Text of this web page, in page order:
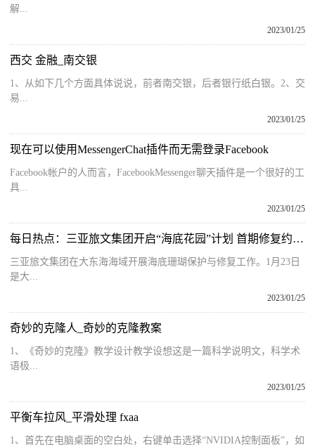
解...
2023/01/25
西交 金融_南交银
1、从如下几个方面具体说说，前者南交银，后者银行纸白银。2、交
易...
2023/01/25
现在可以使用MessengerChat插件而无需登录Facebook
Facebook帐户的人而言，FacebookMessenger聊天插件是一个很好的工
具...
2023/01/25
每日热点：三亚旅文集团开启“海底花园”计划 首期修复约700平米珊瑚礁示范区域
三亚旅文集团在大东海海域开展海底珊瑚保护与修复工作。1月23日
是大...
2023/01/25
奇妙的克隆人_奇妙的克隆教案
1、《奇妙的克隆》教学设计教学设想这是一篇科学说明文，科学术
语极...
2023/01/25
平衡车拉风_平滑处理 fxaa
1、首先在电脑桌面的空白处，右键单击选择“NVIDIA控制面板”，如